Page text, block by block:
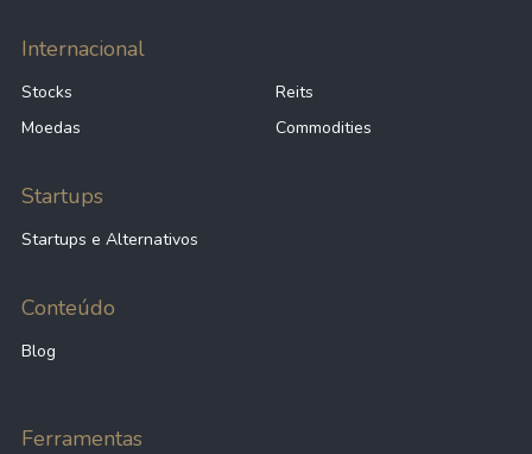
Internacional
Stocks
Reits
Moedas
Commodities
Startups
Startups e Alternativos
Conteúdo
Blog
Ferramentas